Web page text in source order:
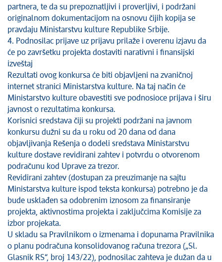
partnera, te da su prepoznatljivi i proverljivi, i podržani
originalnom dokumentacijom na osnovu čijih kopija se
pravdaju Ministarstvu kulture Republike Srbije.
4. Podnosilac prijave uz prijavu prilaže i overenu izjavu da
će po završetku projekta dostaviti narativni i finansijski
izveštaj
Rezultati ovog konkursa će biti objavljeni na zvaničnoj
internet stranici Ministarstva kulture. Na taj način će
Ministarstvo kulture obavestiti sve podnosioce prijava i širu
javnost o rezultatima konkursa.
Korisnici sredstava čiji su projekti podržani na javnom
konkursu dužni su da u roku od 20 dana od dana
objavljivanja Rešenja o dodeli sredstava Ministarstvu
kulture dostave revidirani zahtev i potvrdu o otvorenom
podračunu kod Uprave za trezor.
Revidirani zahtev (dostupan za preuzimanje na sajtu
Ministarstva kulture ispod teksta konkursa) potrebno je da
bude usklađen sa odobrenim iznosom za finansiranje
projekta, aktivnostima projekta i zaključcima Komisije za
izbor projekata.
U skladu sa Pravilnikom o izmenama i dopunama Pravilnika
o planu podračuna konsolidovanog računa trezora („Sl.
Glasnik RS“, broj 143/22), podnosilac zahteva je dužan da u